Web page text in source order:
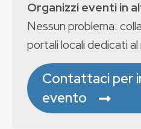
Organizzi eventi in
Nessun problema:
portali locali dedicati al
Contattaci per
evento